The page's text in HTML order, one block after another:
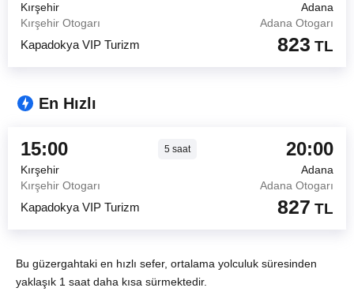
Kırşehir
Adana
Kırşehir Otogarı
Adana Otogarı
Kapadokya VIP Turizm 823 TL
En Hızlı
15:00 5saat 20:00
Kırşehir
Adana
Kırşehir Otogarı
Adana Otogarı
Kapadokya VIP Turizm 827 TL
Bu güzergahtaki en hızlı sefer, ortalama yolculuk süresinden
yaklaşık 1 saat daha kısa sürmektedir.